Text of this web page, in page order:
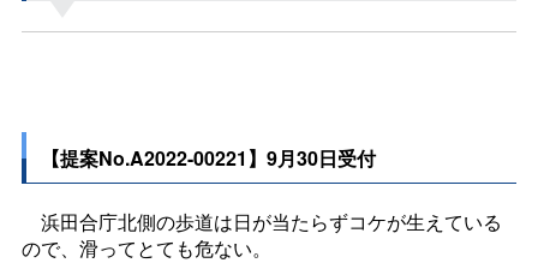
【提案No.A2022-00221】9月30日受付
浜田合庁北側の歩道は日が当たらずコケが生えている
ので、滑ってとても危ない。